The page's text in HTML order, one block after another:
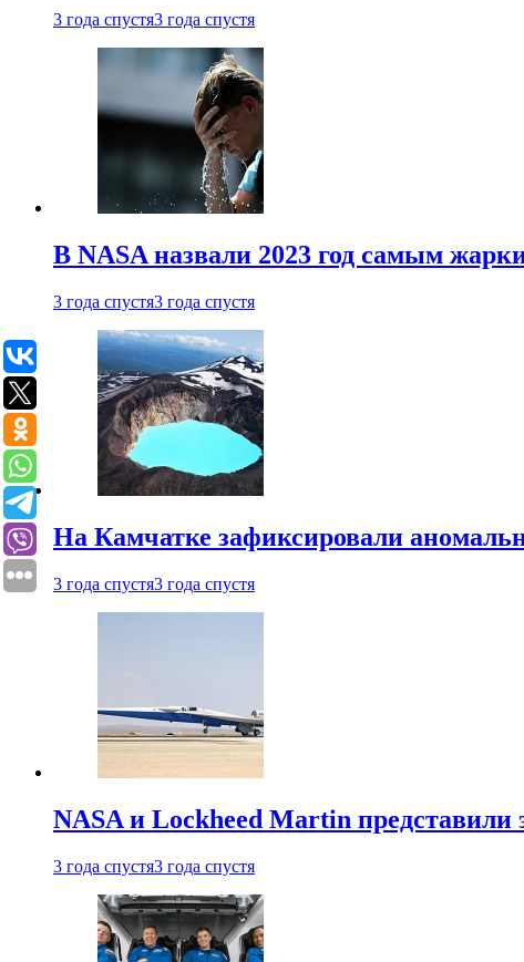
3 года спустя3 года спустя
В NASA назвали 2023 год самым
3 года спустя3 года спустя
На Камчатке зафиксировали
3 года спустя3 года спустя
NASA и Lockheed Martin представили
3 года спустя3 года спустя